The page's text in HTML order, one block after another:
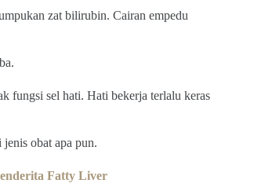
zat bilirubin. Cairan empedu
fungsi sel hati. Hati bekerja terlalu keras
obat apa pun.
Fatty Liver